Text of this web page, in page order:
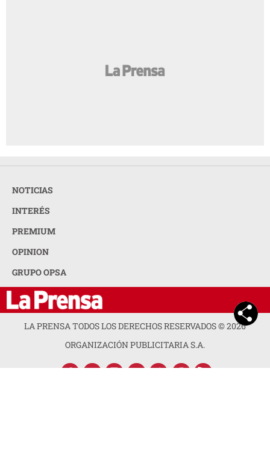
NOTICIAS
INTERÉS
PREMIUM
OPINION
GRUPO OPSA
LA PRENSA TODOS LOS DERECHOS RESERVADOS ©2026
ORGANIZACIÓN PUBLICITARIA S.A.